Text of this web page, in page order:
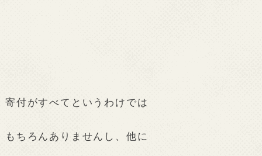
寄付がすべてというわけでは
もちろんありませんし、他に